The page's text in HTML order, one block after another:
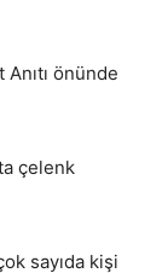
önünde
çelenk
sayıda kişi